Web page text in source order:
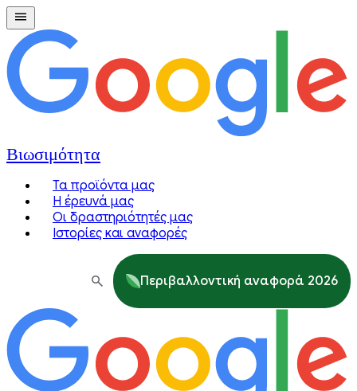
Βιωσιμότητα
Τα προϊόντα μας
Η έρευνά μας
Οι δραστηριότητές μας
Ιστορίες και αναφορές
Περιβαλλοντική αναφορά 2026